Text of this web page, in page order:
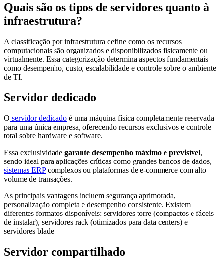
Quais são os tipos de servidores quanto à
infraestrutura?
A classificação por infraestrutura define como os recursos
computacionais são organizados e disponibilizados fisicamente ou
virtualmente. Essa categorização determina aspectos fundamentais
como desempenho, custo, escalabilidade e controle sobre o ambiente
de TI.
Servidor dedicado
O servidor dedicado é uma máquina física completamente reservada
para uma única empresa, oferecendo recursos exclusivos e controle
total sobre hardware e software.
Essa exclusividade garante desempenho máximo e previsível,
sendo ideal para aplicações críticas como grandes bancos de dados,
sistemas ERPcomplexos ou plataformas de e-commerce com alto
volume de transações.
As principais vantagens incluem segurança aprimorada,
personalização completa e desempenho consistente. Existem
diferentes formatos disponíveis: servidores torre (compactos e fáceis
de instalar), servidores rack (otimizados para data centers) e
servidores blade.
Servidor compartilhado